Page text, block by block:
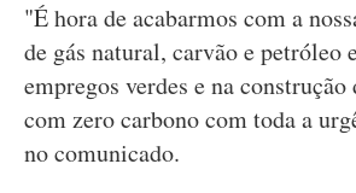
"É hora de acabarmos com a
de gás natural, carvão e petróleo
empregos verdes e na
com zero carbono com toda a
no comunicado.